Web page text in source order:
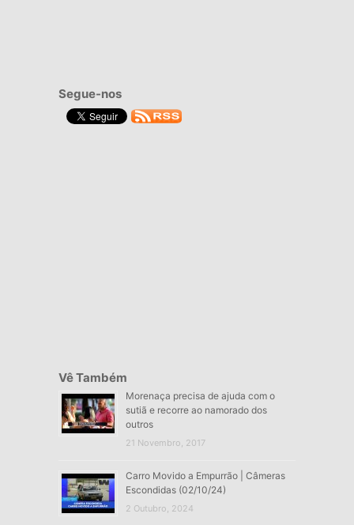
Segue-nos
Vê Também
Morenaça precisa de ajuda com o
sutiã e recorre ao namorado dos
outros
21 Novembro, 2017
Carro Movido a Empurrão | Câmeras
Escondidas (02/10/24)
2 Outubro, 2024